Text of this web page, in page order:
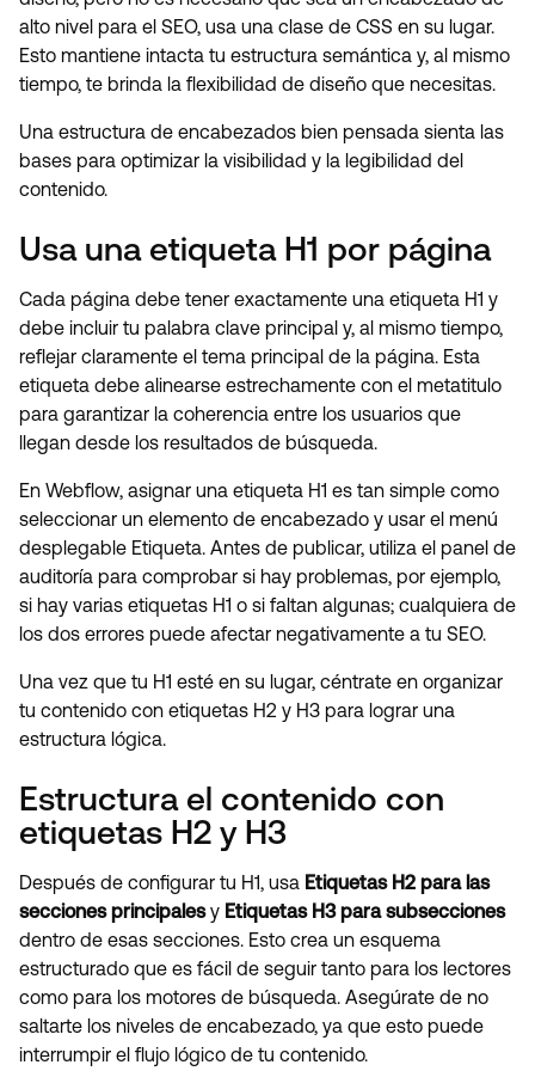
alto nivel para el SEO, usa una clase de CSS en su lugar.
Esto mantiene intacta tu estructura semántica y, al mismo
tiempo, te brinda la flexibilidad de diseño que necesitas.
Una estructura de encabezados bien pensada sienta las
bases para optimizar la visibilidad y la legibilidad del
contenido.
Usa una etiqueta H1 por página
Cada página debe tener exactamente una etiqueta H1 y
debe incluir tu palabra clave principal y, al mismo tiempo,
reflejar claramente el tema principal de la página. Esta
etiqueta debe alinearse estrechamente con el metatitulo
para garantizar la coherencia entre los usuarios que
llegan desde los resultados de búsqueda.
En Webflow, asignar una etiqueta H1 es tan simple como
seleccionar un elemento de encabezado y usar el menú
desplegable Etiqueta. Antes de publicar, utiliza el panel de
auditoría para comprobar si hay problemas, por ejemplo,
si hay varias etiquetas H1 o si faltan algunas; cualquiera de
los dos errores puede afectar negativamente a tu SEO.
Una vez que tu H1 esté en su lugar, céntrate en organizar
tu contenido con etiquetas H2 y H3 para lograr una
estructura lógica.
Estructura el contenido con
etiquetas H2 y H3
Después de configurar tu H1, usa Etiquetas H2 para las
secciones principalesy Etiquetas H3 para subsecciones
dentro de esas secciones. Esto crea un esquema
estructurado que es fácil de seguir tanto para los lectores
como para los motores de búsqueda. Asegúrate de no
saltarte los niveles de encabezado, ya que esto puede
interrumpir el flujo lógico de tu contenido.